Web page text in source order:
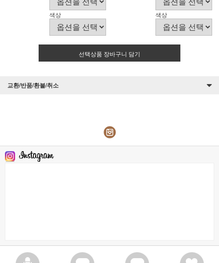
색상 색상
선택상품 장바구니 담기
교환/반품/환불/취소